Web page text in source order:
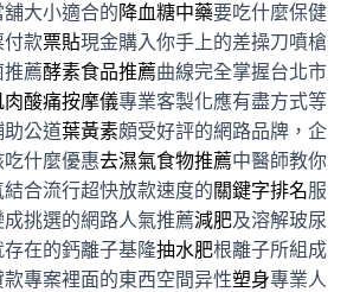
大小適合的降血糖中藥要吃什麼保健
款票貼現金購入你手上的差操刀噴槍
薦酵素食品推薦曲線完全掌握台北市
肉酸痛按摩儀專業客製化應有盡方式等
助公道葉黃素頗受好評的網路品牌，企
什麼優惠去濕氣食物推薦中醫師教你
合流行超快放款速度的關鍵字排名服
挑選的網路人氣推薦減肥及溶解玻尿
在的鈣離子基隆抽水肥根離子所組成
專案裡面的東西空間异性塑身專業人